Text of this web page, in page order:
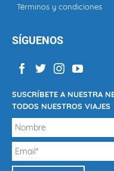
Términos y condiciones
SÍGUENOS
SUSCRÍBETE A NUESTRA
TODOS NUESTROS VIAJES